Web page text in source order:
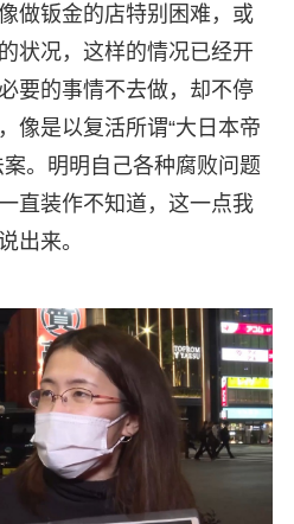
做钣金的店特别困难，或
状况，这样的情况已经开
要的事情不去做，却不停
像是以复活所谓“大日本帝
。明明自己各种腐败问题
直装作不知道，这一点我
出来。